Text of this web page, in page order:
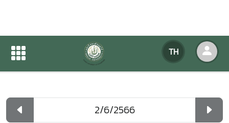
TH
ปฏิทินกิจกรรมของหน่วยงาน
ปฏิทินกิจกรรมของหน่วยงาน